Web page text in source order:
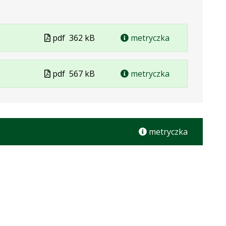
Plik
w
formacie
pdf 362 kB metryczka
Plik
w
pdf 567 kB metryczka
metryczka